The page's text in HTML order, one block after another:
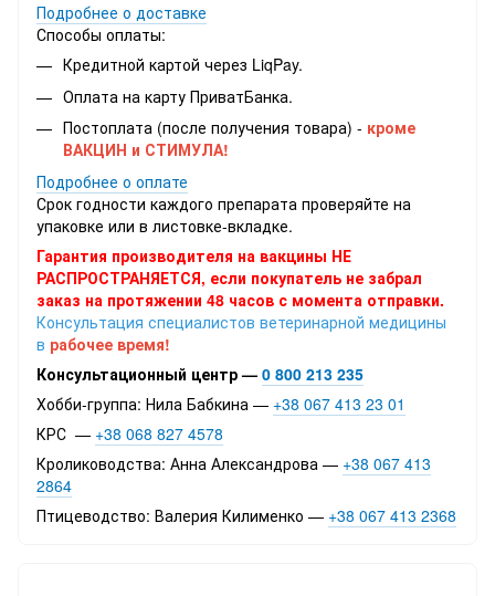
Подробнее о доставке
Способы оплаты:
Кредитной картой через LiqPay.
Оплата на карту ПриватБанка.
Постоплата (после получения товара) - кроме
ВАКЦИН и СТИМУЛА!
Подробнее о оплате
Срок годности каждого препарата проверяйте на
упаковке или в листовке-вкладке.
Гарантия производителя на вакцины НЕ
РАСПРОСТРАНЯЕТСЯ, если покупатель не забрал
заказ на протяжении 48 часов с момента отправки.
Консультация специалистов ветеринарной медицины
в рабочее время!
Консультационный центр — 0 800 213 235
Хобби-группа: Нила Бабкина — +38 067 413 23 01
КРС — +38 068 827 4578
Кролиководства: Анна Александрова — +38 067 413
2864
Птицеводство: Валерия Килименко — +38 067 413 2368